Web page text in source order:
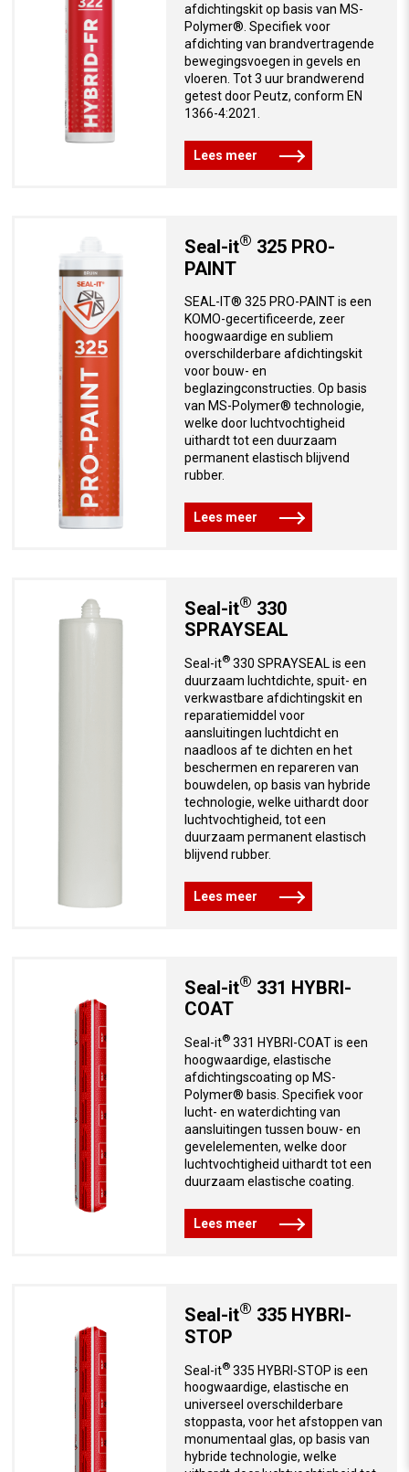
afdichtingskit op basis van MS-
Polymer®. Specifiek voor
afdichting van brandvertragende
bewegingsvoegen in gevels en
vloeren. Tot 3 uur brandwerend
getest door Peutz, conform EN
1366-4:2021.
Lees meer
Seal-it® 325 PRO-
PAINT
SEAL-IT® 325 PRO-PAINT is een
KOMO-gecertificeerde, zeer
hoogwaardige en subliem
overschilderbare afdichtingskit
voor bouw- en
beglazingconstructies. Op basis
van MS-Polymer® technologie,
welke door luchtvochtigheid
uithardt tot een duurzaam
permanent elastisch blijvend
rubber.
Lees meer
Seal-it® 330
SPRAYSEAL
Seal-it®330 SPRAYSEAL is een
duurzaam luchtdichte, spuit- en
verkwastbare afdichtingskit en
reparatiemiddel voor
aansluitingen luchtdicht en
naadloos af te dichten en het
beschermen en repareren van
bouwdelen, op basis van hybride
technologie, welke uithardt door
luchtvochtigheid, tot een
duurzaam permanent elastisch
blijvend rubber.
Lees meer
Seal-it® 331 HYBRI-
COAT
Seal-it®331 HYBRI-COAT is een
hoogwaardige, elastische
afdichtingscoating op MS-
Polymer® basis. Specifiek voor
lucht- en waterdichting van
aansluitingen tussen bouw- en
gevelelementen, welke door
luchtvochtigheid uithardt tot een
duurzaam elastische coating.
Lees meer
Seal-it® 335 HYBRI-
STOP
Seal-it®335 HYBRI-STOP is een
hoogwaardige, elastische en
universeel overschilderbare
stoppasta, voor het afstoppen van
monumentaal glas, op basis van
hybride technologie, welke